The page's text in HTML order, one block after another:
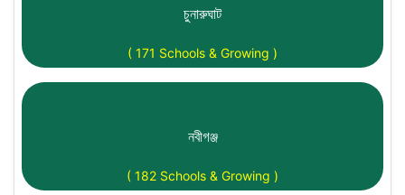
চুনারুঘাট
( 171 Schools & Growing )
নবীগঞ্জ
( 182 Schools & Growing )